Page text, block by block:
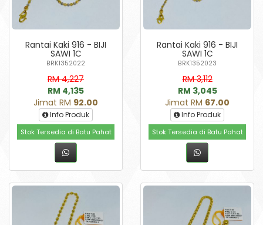
Rantai Kaki 916 - BIJI
SAWI 1C
BRK1352022
RM 4,227
RM 4,135
Jimat RM 92.00
Info Produk
Stok Tersedia di Batu Pahat
Rantai Kaki 916 - BIJI
SAWI 1C
BRK1352023
RM 3,112
RM 3,045
Jimat RM 67.00
Info Produk
Stok Tersedia di Batu Pahat